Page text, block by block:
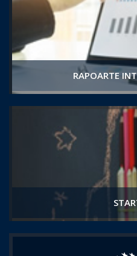
RAPOARTE